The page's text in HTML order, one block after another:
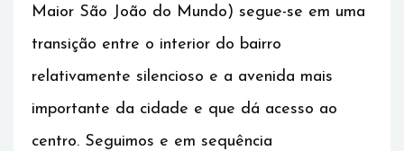
Maior São João do Mundo) segue-se em uma
transição entre o interior do bairro
relativamente silencioso e a avenida mais
importante da cidade e que dá acesso ao
centro. Seguimos e em sequência